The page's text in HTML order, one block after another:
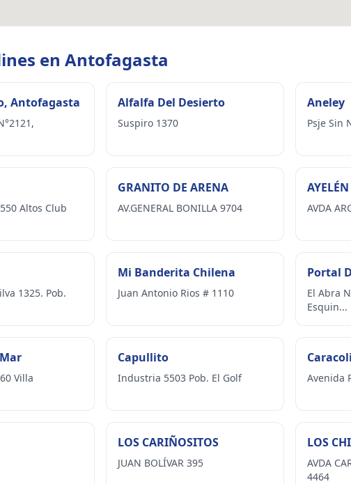
en Antofagasta
Antofagasta Alfalfa Del Desierto
Suspiro 1370
Aneley
Psje Sin
Altos Club
GRANITO DE ARENA
AV.GENERAL BONILLA 9704
AYELÉN
AVDA
1325. Pob.
Mi Banderita Chilena
Juan Antonio Rios # 1110
Portal
El Abra
Esquin...
Villa
Capullito
Industria 5503 Pob. El Golf Avenida
LOS CARIÑOSITOS
JUAN BOLÍVAR 395
LOS
AVDA
4464